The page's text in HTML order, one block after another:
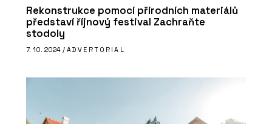
Rekonstrukce pomocí přírodních materiálů
představí říjnový festival Zachraňte
stodoly
7. 10. 2024 / ADVERTORIAL